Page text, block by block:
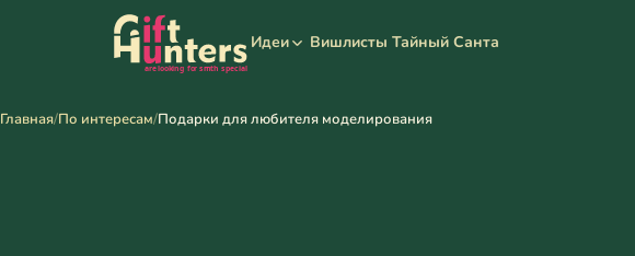
Идеи Вишлисты Тайный Санта
Главная/По интересам/Подарки для любителя моделирования